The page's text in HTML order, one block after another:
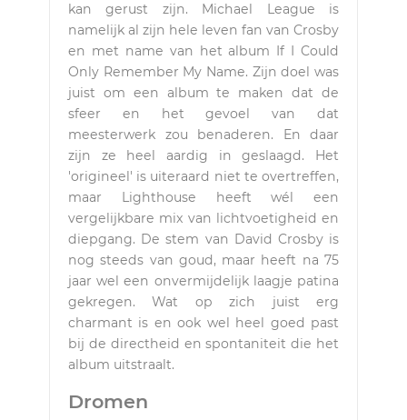
kan gerust zijn. Michael League is
namelijk al zijn hele leven fan van Crosby
en met name van het album If I Could
Only Remember My Name. Zijn doel was
juist om een album te maken dat de
sfeer en het gevoel van dat
meesterwerk zou benaderen. En daar
zijn ze heel aardig in geslaagd. Het
'origineel' is uiteraard niet te overtreffen,
maar Lighthouse heeft wél een
vergelijkbare mix van lichtvoetigheid en
diepgang. De stem van David Crosby is
nog steeds van goud, maar heeft na 75
jaar wel een onvermijdelijk laagje patina
gekregen. Wat op zich juist erg
charmant is en ook wel heel goed past
bij de directheid en spontaniteit die het
album uitstraalt.
Dromen